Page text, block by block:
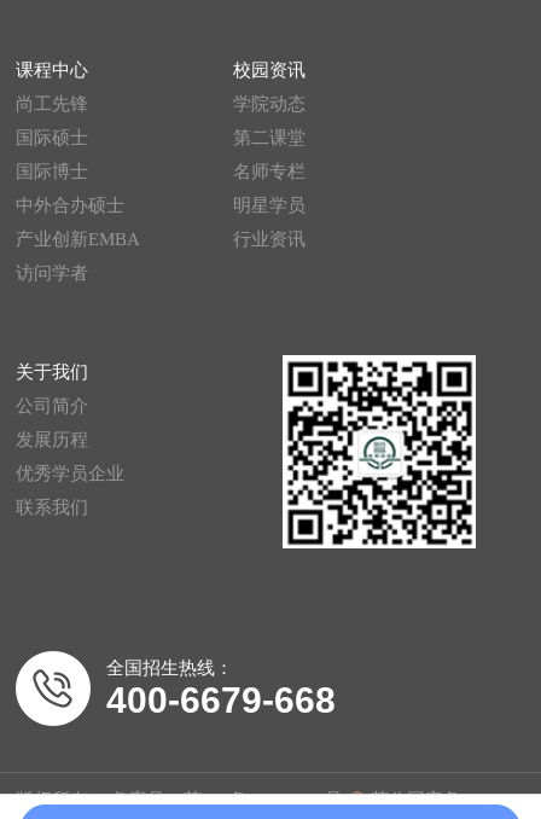
课程中心
尚工先锋
国际硕士
国际博士
中外合办硕士
产业创新EMBA
访问学者
校园资讯
学院动态
第二课堂
名师专栏
明星学员
行业资讯
关于我们
公司简介
发展历程
优秀学员企业
联系我们
全国招生热线：
400-6679-668
版权所有： 备案号：苏ICP备20044329号 苏公网安备